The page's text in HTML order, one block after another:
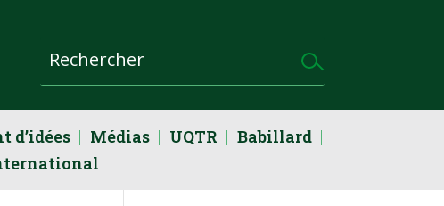
d’idées Médias UQTR
Babillard